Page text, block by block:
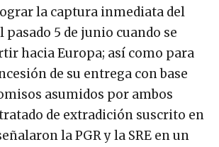
la captura inmediata del
pasado 5 de junio cuando se
hacia Europa; así como para
de su entrega con base
asumidos por ambos
de extradición suscrito en
la PGR y la SRE en un